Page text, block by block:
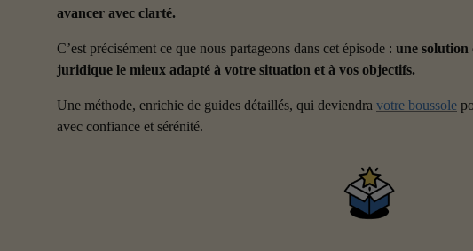
avancer avec clarté.
C’est précisément ce que nous partageons dans cet épisode : une
juridique le mieux adapté à votre situation et à vos objectifs.
Une méthode, enrichie de guides détaillés, qui deviendra votre boussole
avec confiance et sérénité.